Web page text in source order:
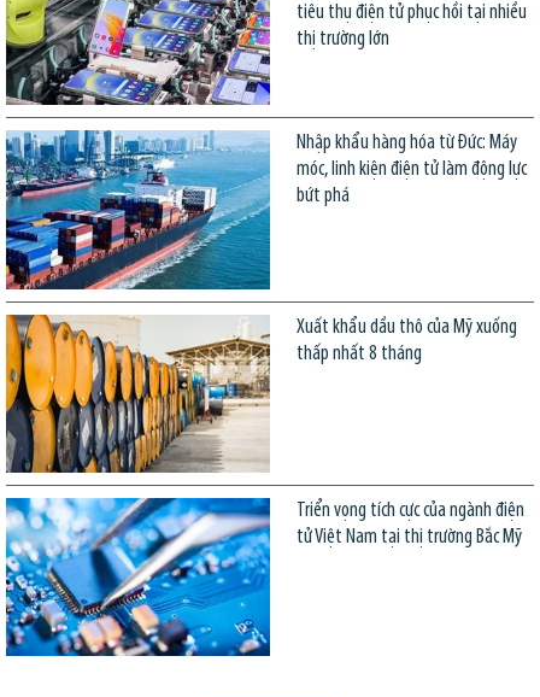
tiêu thụ điện tử phục hồi tại nhiều
thị trường lớn
Nhập khẩu hàng hóa từ Đức: Máy
móc, linh kiện điện tử làm động lực
bứt phá
Xuất khẩu dầu thô của Mỹ xuống
thấp nhất 8 tháng
Triển vọng tích cực của ngành điện
tử Việt Nam tại thị trường Bắc Mỹ